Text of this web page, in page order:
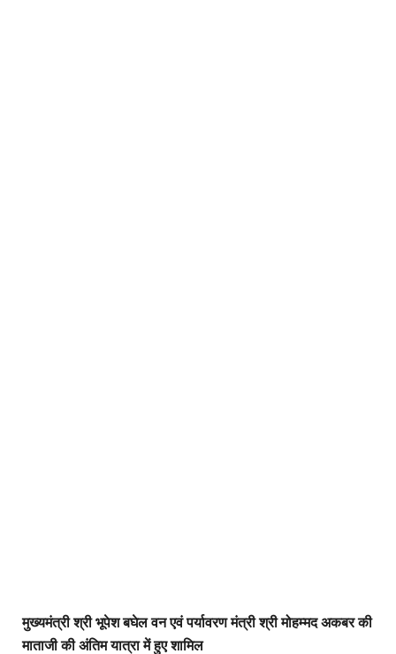
मुख्यमंत्री श्री भूपेश बघेल वन एवं पर्यावरण मंत्री श्री मोहम्मद अकबर की
माताजी की अंतिम यात्रा में हुए शामिल